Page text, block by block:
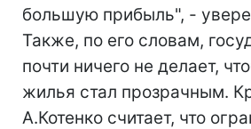
большую прибыль", -
Также, по его словам,
почти ничего не делает,
жилья стал прозрачным.
А.Котенко считает, что